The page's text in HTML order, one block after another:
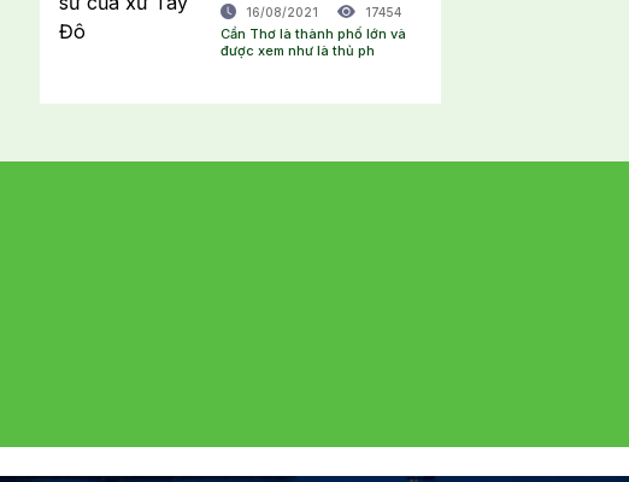
16/08/2021 17454
Cần Thơ là thành phố lớn và
được xem như là thủ ph